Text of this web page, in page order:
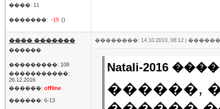
����: 11
�������: -15 ()
���� �������
������
���������: 108
�����������:
26.12.2016
������: offline
������: 6-13
��������: 14.10.2019, 08:12 |
Natali-2016
������,